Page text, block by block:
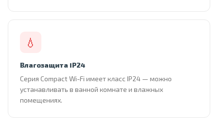
💧
Влагозащита IP24
Серия Compact Wi-Fi имеет класс IP24 — можно
устанавливать в ванной комнате и влажных
помещениях.